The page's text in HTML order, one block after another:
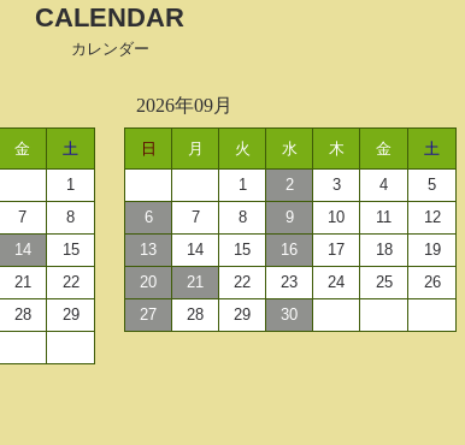
CALENDAR
カレンダー
金
土
1
7
8
14
15
21
22
28
29
2026年09月
日 月 火 水 木 金
土
1
2 3 4
5
6
7 8 9 10 11
12
13
14 15 16 17 18
19
20
21 22 23 24 25
26
27
28 29 30